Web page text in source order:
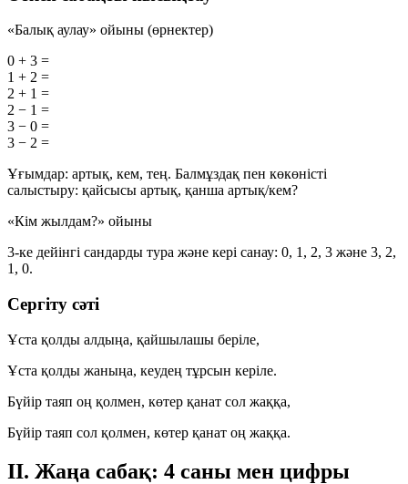
«Балық аулау» ойыны (өрнектер)
0 + 3 =
1 + 2 =
2 + 1 =
2 − 1 =
3 − 0 =
3 − 2 =
Ұғымдар: артық, кем, тең. Балмұздақ пен көкөністі
салыстыру: қайсысы артық, қанша артық/кем?
«Кім жылдам?» ойыны
3-ке дейінгі сандарды тура және кері санау: 0, 1, 2, 3 және 3, 2,
1, 0.
Сергіту сәті
Ұста қолды алдыңа, қайшылашы беріле,
Ұста қолды жаныңа, кеудең тұрсын керіле.
Бүйір таяп оң қолмен, көтер қанат сол жаққа,
Бүйір таяп сол қолмен, көтер қанат оң жаққа.
II. Жаңа сабақ: 4 саны мен цифры